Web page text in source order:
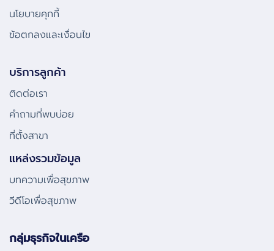
นโยบายคุกกี้
ข้อตกลงและเงื่อนไข
บริการลูกค้า
ติดต่อเรา
คําถามที่พบบ่อย
ที่ตั้งสาขา
แหล่งรวมข้อมูล
บทความเพื่อสุขภาพ
วีดีโอเพื่อสุขภาพ
กลุ่มธุรกิจในเครือ